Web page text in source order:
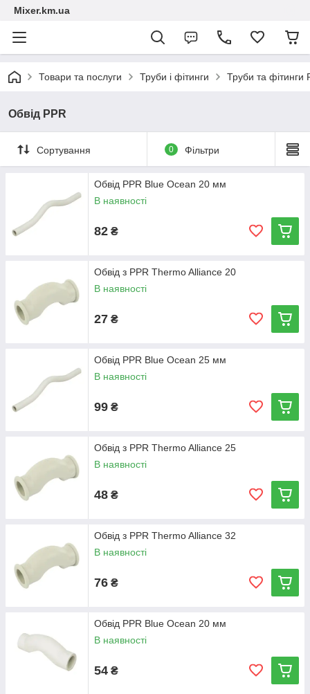
Mixer.km.ua
Товари та послуги Труби і фітинги Труби та фітинги
Обвід PPR
Сортування 0 Фільтри
Обвід PPR Blue Ocean 20 мм
В наявності
82 ₴
Обвід з PPR Thermo Alliance 20
В наявності
27 ₴
Обвід PPR Blue Ocean 25 мм
В наявності
99 ₴
Обвід з PPR Thermo Alliance 25
В наявності
48 ₴
Обвід з PPR Thermo Alliance 32
В наявності
76 ₴
Обвід PPR Blue Ocean 20 мм
В наявності
54 ₴